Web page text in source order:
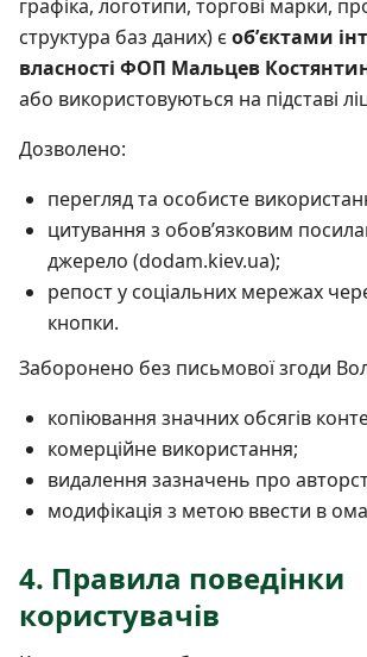
графіка, логотипи, торгові марки,
структура баз даних) єобʼєктами
власності ФОП Мальцев
або використовуються на підставі
Дозволено:
перегляд та особисте
цитування з обовʼязковим
джерело (dodam.kiev.ua);
репост у соціальних мережах
кнопки.
Заборонено без письмової згоди
копіювання значних обсягів
комерційне використання;
видалення зазначень про
модифікація з метою ввести в
4. Правила поведінки
користувачів